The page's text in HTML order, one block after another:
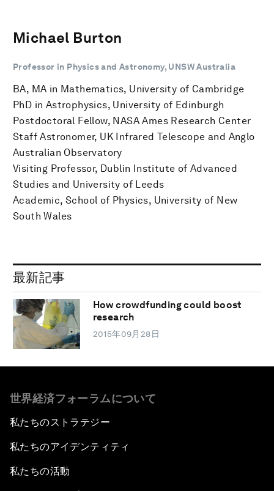
Michael Burton
Professor in Physics and Astronomy, UNSW Australia
BA, MA in Mathematics, University of Cambridge
PhD in Astrophysics, University of Edinburgh
Postdoctoral Fellow, NASA Ames Research Center
Staff Astronomer, UK Infrared Telescope and Anglo
Australian Observatory
Visiting Professor, Dublin Institute of Advanced
Studies and University of Leeds
Academic, School of Physics, University of New
South Wales
最新記事
How crowdfunding could boost
research
2015年09月28日
世界経済フォーラムについて
私たちのストラテジー
私たちのアイデンティティ
私たちの活動